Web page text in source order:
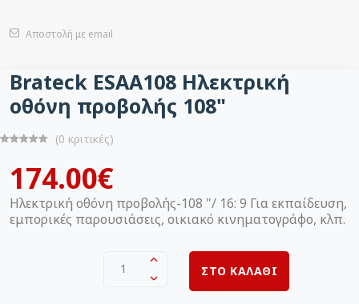
Αποστολή με email
Brateck ΕSAA108 Ηλεκτρική
οθόνη προβολής 108"
(0 κριτικές)
174.00€
Ηλεκτρική οθόνη προβολής-108 "/ 16: 9 Για εκπαίδευση,
εμπορικές παρουσιάσεις, οικιακό κινηματογράφο, κλπ.
1 ΣΤΟ ΚΑΛΑΘΙ